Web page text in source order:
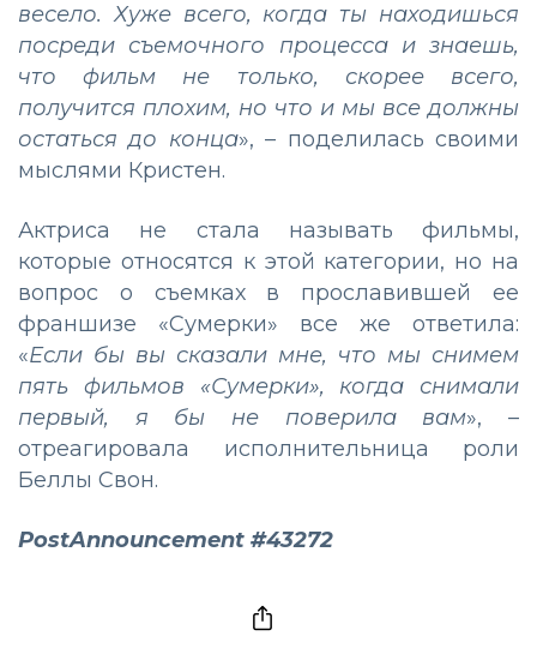
весело. Хуже всего, когда ты находишься
посреди съемочного процесса и знаешь,
что фильм не только, скорее всего,
получится плохим, но что и мы все должны
остаться до конца», – поделилась своими
мыслями Кристен.
Актриса не стала называть фильмы,
которые относятся к этой категории, но на
вопрос о съемках в прославившей ее
франшизе «Сумерки» все же ответила:
«Если бы вы сказали мне, что мы снимем
пять фильмов «Сумерки», когда снимали
первый, я бы не поверила вам», –
отреагировала исполнительница роли
Беллы Свон.
PostAnnouncement #43272